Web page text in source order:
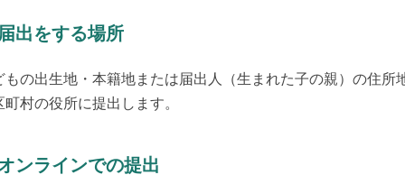
出をする場所
もの出生地・本籍地または届出人（生まれた子の親）の住所
町村の役所に提出します。
ンラインでの提出